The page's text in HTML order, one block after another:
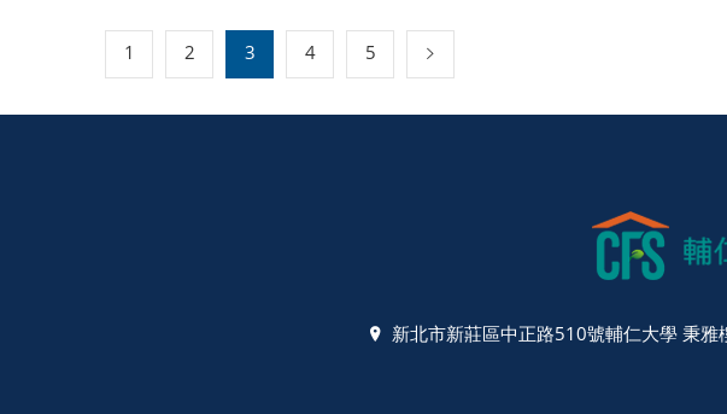
1 2 3 4 5
新北市新莊區中正路510號輔仁大學 秉雅